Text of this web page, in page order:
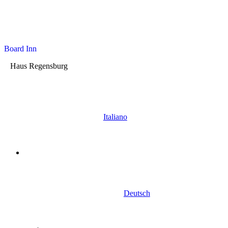
Board Inn
Haus Regensburg
Italiano
Deutsch